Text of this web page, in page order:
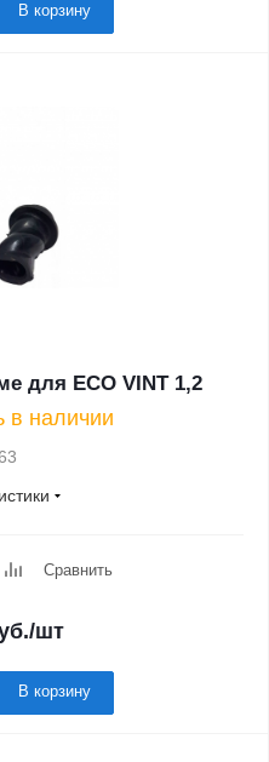
В корзину
для ECO VINT 1,2
в наличии
Сравнить
/шт
В корзину